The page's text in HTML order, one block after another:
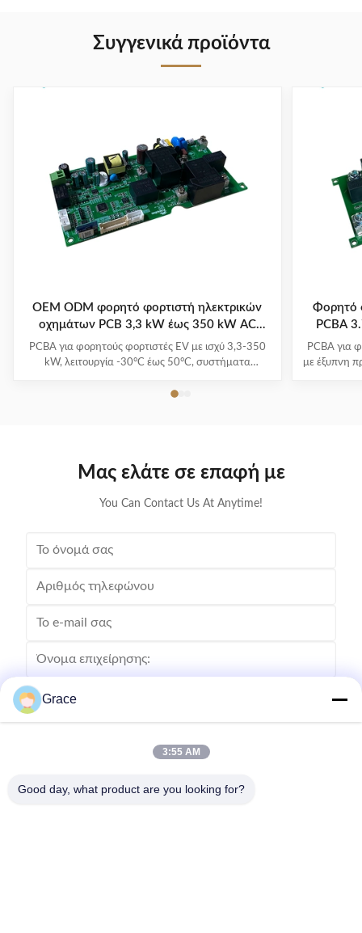
Συγγενικά προϊόντα
OEM ODM φορητό φορτιστή ηλεκτρικών
οχημάτων PCB 3,3 kW έως 350 kW AC
220V/380V
PCBA για φορητούς φορτιστές EV με ισχύ 3,3-350
kW, λειτουργία -30°C έως 50°C, συστήματα
Υποστηρίζει όλα τα μεγάλα μοντέλα EV με ευκολία
Φορητό
PCBA
PCBA για
με έξυπνη
Μας ελάτε σε επαφή με
You Can Contact Us At Anytime!
Στείλετε
Grace
3:55 AM
Good day, what product are you looking for?